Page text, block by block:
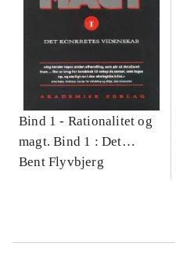
Bind 1 - Rationalitet og
magt. Bind 1 : Det
konkretes videnskab
Bent Flyvbjerg